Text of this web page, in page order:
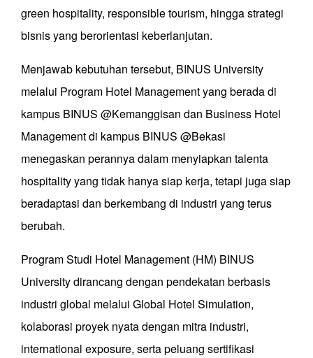
green hospitality, responsible tourism, hingga strategi
bisnis yang berorientasi keberlanjutan.
Menjawab kebutuhan tersebut, BINUS University
melalui Program Hotel Management yang berada di
kampus BINUS @Kemanggisan dan Business Hotel
Management di kampus BINUS @Bekasi
menegaskan perannya dalam menyiapkan talenta
hospitality yang tidak hanya siap kerja, tetapi juga siap
beradaptasi dan berkembang di industri yang terus
berubah.
Program Studi Hotel Management (HM) BINUS
University dirancang dengan pendekatan berbasis
industri global melalui Global Hotel Simulation,
kolaborasi proyek nyata dengan mitra industri,
international exposure, serta peluang sertifikasi